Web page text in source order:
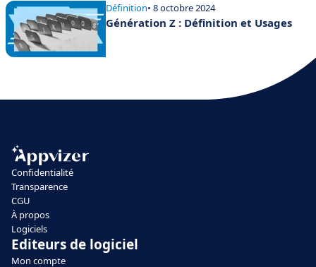
Définition• 8 octobre 2024
Génération Z : Définition et Usages
Confidentialité
Transparence
CGU
À propos
Logiciels
Editeurs de logiciel
Mon compte